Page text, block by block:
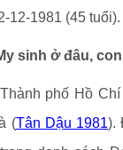
12-1981 (45 tuổi).
sinh ở đâu,
phố Hồ
(Tân Dậu 1981).